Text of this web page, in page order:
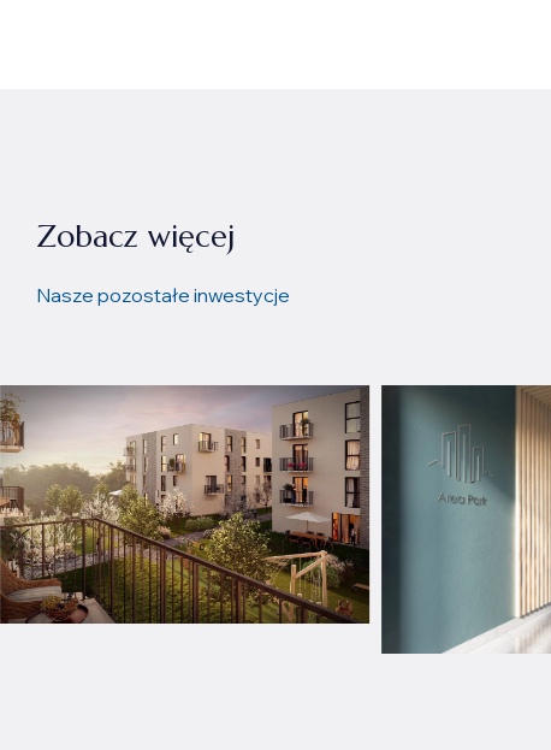
Zobacz więcej
Nasze pozostałe inwestycje